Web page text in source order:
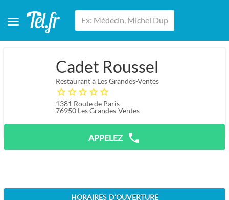
Cadet Roussel
Restaurant à Les Grandes-Ventes
1381 Route de Paris
76950 Les Grandes-Ventes
APPELEZ
HORAIRES D'OUVERTURE